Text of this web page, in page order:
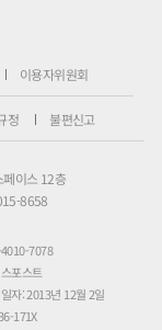
이용자위원회
정 불편신고
페이스 12층
8658
7078
포스트
자: 2013년 12월 2일
171X